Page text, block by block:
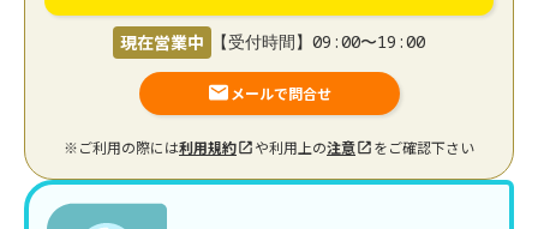
現在営業中 【受付時間】09:00〜19:00
メールで問合せ
※ご利用の際には利用規約 や利用上の注意 をご確認下さい